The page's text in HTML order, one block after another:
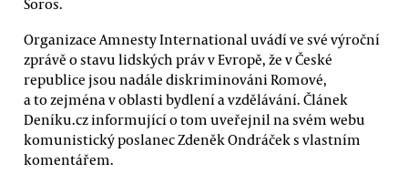
Soros.
Organizace Amnesty International uvádí ve své výroční
zprávě o stavu lidských práv v Evropě, že v České
republice jsou nadále diskriminováni Romové,
a to zejména v oblasti bydlení a vzdělávání. Článek
Deníku.cz informující o tom uveřejnil na svém webu
komunistický poslanec Zdeněk Ondráček s vlastním
komentářem.